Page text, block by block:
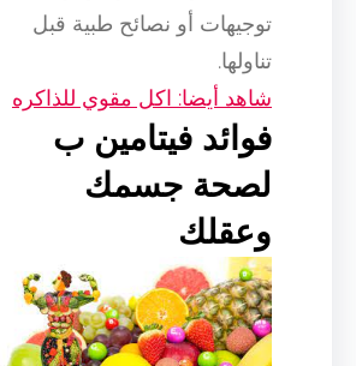
توجيهات أو نصائح طبية قبل
تناولها.
شاهد أيضا: اكل مقوي للذاكره
فوائد فيتامين ب
لصحة جسمك
وعقلك